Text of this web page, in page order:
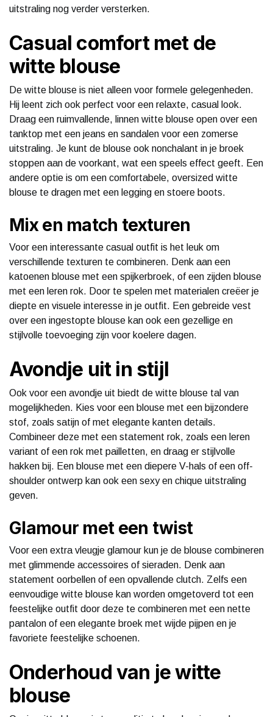
uitstraling nog verder versterken.
Casual comfort met de
witte blouse
De witte blouse is niet alleen voor formele gelegenheden.
Hij leent zich ook perfect voor een relaxte, casual look.
Draag een ruimvallende, linnen witte blouse open over een
tanktop met een jeans en sandalen voor een zomerse
uitstraling. Je kunt de blouse ook nonchalant in je broek
stoppen aan de voorkant, wat een speels effect geeft. Een
andere optie is om een comfortabele, oversized witte
blouse te dragen met een legging en stoere boots.
Mix en match texturen
Voor een interessante casual outfit is het leuk om
verschillende texturen te combineren. Denk aan een
katoenen blouse met een spijkerbroek, of een zijden blouse
met een leren rok. Door te spelen met materialen creëer je
diepte en visuele interesse in je outfit. Een gebreide vest
over een ingestopte blouse kan ook een gezellige en
stijlvolle toevoeging zijn voor koelere dagen.
Avondje uit in stijl
Ook voor een avondje uit biedt de witte blouse tal van
mogelijkheden. Kies voor een blouse met een bijzondere
stof, zoals satijn of met elegante kanten details.
Combineer deze met een statement rok, zoals een leren
variant of een rok met pailletten, en draag er stijlvolle
hakken bij. Een blouse met een diepere V-hals of een off-
shoulder ontwerp kan ook een sexy en chique uitstraling
geven.
Glamour met een twist
Voor een extra vleugje glamour kun je de blouse combineren
met glimmende accessoires of sieraden. Denk aan
statement oorbellen of een opvallende clutch. Zelfs een
eenvoudige witte blouse kan worden omgetoverd tot een
feestelijke outfit door deze te combineren met een nette
pantalon of een elegante broek met wijde pijpen en je
favoriete feestelijke schoenen.
Onderhoud van je witte
blouse